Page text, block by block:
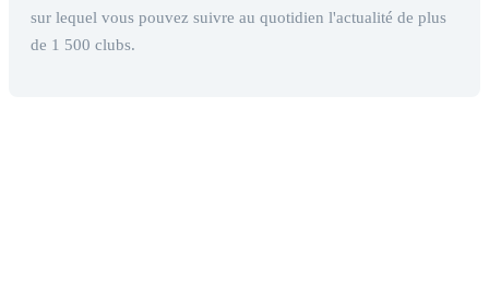
sur lequel vous pouvez suivre au quotidien l'actualité de plus
de 1 500 clubs.